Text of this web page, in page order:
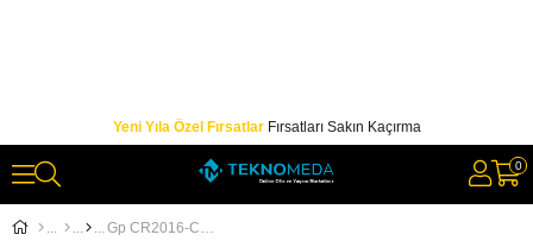
Yeni Yıla Özel FırsatlarFırsatları Sakın Kaçırma
0
Gp CR2016-C5 3V Lityum Düğme Pil 5'li Paket